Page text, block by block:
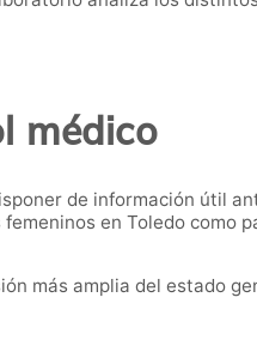
médico
de información útil
en Toledo como
más amplia del estado